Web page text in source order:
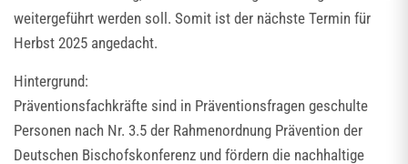
weitergeführt werden soll. Somit ist der nächste Termin für
Herbst 2025 angedacht.
Hintergrund:
Präventionsfachkräfte sind in Präventionsfragen geschulte
Personen nach Nr. 3.5 der Rahmenordnung Prävention der
Deutschen Bischofskonferenz und fördern die nachhaltige